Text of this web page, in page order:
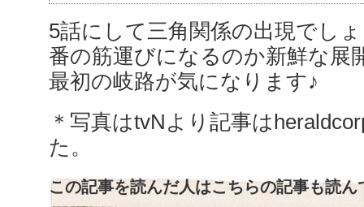
5話にして三角関係の出現でし
番の筋運びになるのか新鮮な展
最初の岐路が気になります♪
＊写真はtvNより記事は
た。
この記事を読んだ人はこちらの記事も読ん